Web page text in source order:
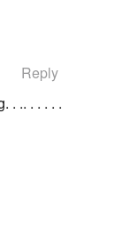
Reply
. .. . . . . .